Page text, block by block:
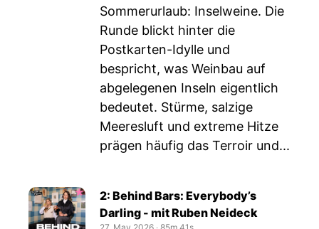
Sommerurlaub: Inselweine. Die
Runde blickt hinter die
Postkarten-Idylle und
bespricht, was Weinbau auf
abgelegenen Inseln eigentlich
bedeutet. Stürme, salzige
Meeresluft und extreme Hitze
prägen häufig das Terroir und...
2: Behind Bars: Everybody’s
Darling - mit Ruben Neideck